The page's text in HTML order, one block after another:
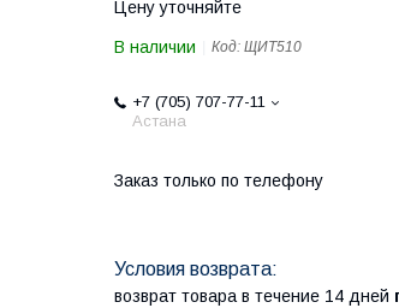
Цену уточняйте
В наличии Код: ЩИТ510
+7 (705) 707-77-11
Астана
Заказ только по телефону
возврат товара в течение 14 дней